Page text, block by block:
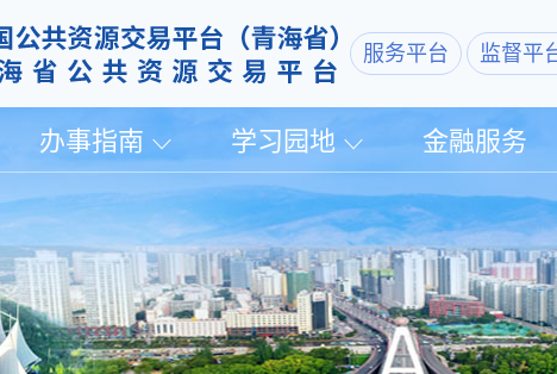
服务平台 监督平
办事指南 学习园地 金融服务